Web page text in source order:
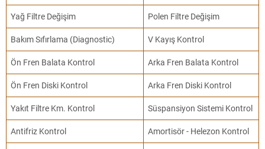
Yağ Filtre Değişim Polen Filtre Değişim
Bakım Sıfırlama (Diagnostic) V Kayış Kontrol
Ön Fren Balata Kontrol Arka Fren Balata Kontrol
Ön Fren Diski Kontrol Arka Fren Diski Kontrol
Yakıt Filtre Km. Kontrol Süspansiyon Sistemi Kontrol
Antifriz Kontrol Amortisör - Helezon Kontrol